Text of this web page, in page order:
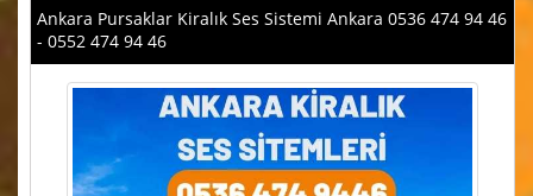
Ankara Pursaklar Kiralık Ses Sistemi Ankara 0536 474 94 46
- 0552 474 94 46